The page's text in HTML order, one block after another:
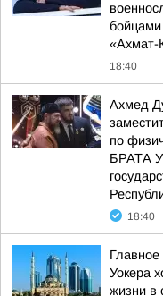
бойцами
18:40
Ахмед
по
БРАТА
18:40
Уокера
жизни в